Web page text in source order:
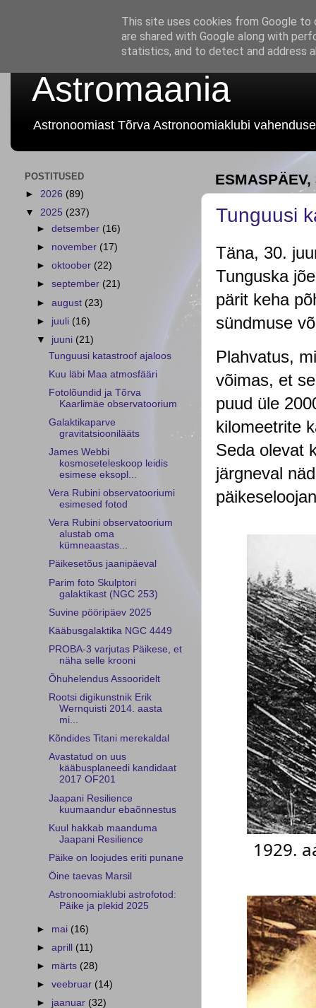
Astromaania
Astronoomiast Tõrva Astronoomiaklubi
Tunguusi
Täna, 30.
Tunguska
pärit keha
sündmuse
Plahvatus,
võimas, et
puud üle
kilomeetrite
Seda olevat
järgneval
1929.
POSTITUSED
► 2026 (89)
▼ 2025 (237)
►detsember (16)
► november (17)
►oktoober (22)
►september (21)
►august (23)
► juuli (16)
▼ juuni (21)
Tunguusi katastroof ajaloos
Kuu läbi Maa atmosfääri
Fotolõundid ja Tõrva
Kaarlimäe observatoorium
Galaktikaparve
gravitatsioonilääts
James Webbi
kosmoseteleskoop leidis
esimese eksopl...
Vera Rubini observatooriumi
esimesed fotod
Vera Rubini observatoorium
alustab oma
kümneaastas...
Päikesetõus jaanipäeval
Parim foto Skulptori
galaktikast (NGC 253)
Suvine pööripäev 2025
Kääbusgalaktika NGC 4449
PROBA-3 varjutas Päikese, et
näha selle krooni
Õhuhelendus Assooridelt
Rootsi digikunstnik Erik
Wernquisti 2014. aasta
mi...
Kõndides Titani merekaldal
Avastatud on uus
kääbusplaneedi kandidaat
2017 OF201
Jaapani Resilience
kuumaandur ebaõnnestus
Kuul hakkab maanduma
Jaapani Resilience
Päike on loojudes eriti punane
Öine taevas Marsil
Astronoomiaklubi astrofotod:
Päike ja plekid 2025
► mai (16)
►aprill (11)
► märts (28)
►veebruar (14)
► jaanuar (32)
This site uses cookies from Google to
are shared with Google along with
statistics, and to detect and address